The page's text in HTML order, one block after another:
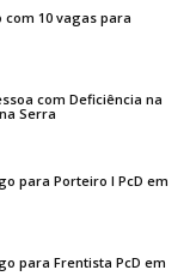
com 10 vagas para
com Deficiência na
Serra
para Porteiro I PcD em
para Frentista PcD em